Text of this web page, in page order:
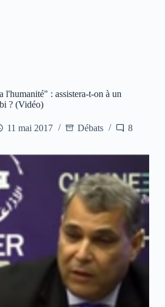
l'humanité" : assistera-t-on à un
? (Vidéo)
11 mai 2017 Débats 8